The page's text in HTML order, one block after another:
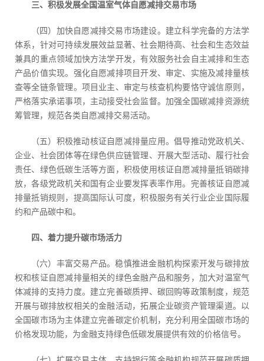
三、积极发展全国温室气体自愿减排交易市场
（四）加快自愿减排交易市场建设。建立科学完备的方法学
体系，针对可持续发展效益显著、社会期待高、社会和生态效益
兼具的重点领域加快方法学开发，有效服务社会自主减排和生态
产品价值实现。强化自愿减排项目开发、审定、实施及减排量核
查等全链条管理。项目业主、审定与核查机构要恪守诚信原则，
严格落实承诺事项，主动接受社会监督。加强全国碳减排资源统
筹管理，规范各类自愿减排交易活动。
（五）积极推动核证自愿减排量应用。倡导推动党政机关、
企业、社会团体等在绿色供应链管理、开展大型活动、履行社会
责任、绿色低碳生活等方面，积极使用核证自愿减排量抵销碳排
放，各级党政机关和国有企业要发挥表率作用。完善核证自愿减
排量抵销规则，提高国际认可度，积极服务有关行业企业国际履
约和产品碳中和。
四、着力提升碳市场活力
（六）丰富交易产品。稳慎推进金融机构探索开发与碳排放
权和核证自愿减排量相关的绿色金融产品和服务，加大对温室气
体减排的支持力度。建立完善碳质押、碳回购等政策制度，规范
开展与碳排放权相关的金融活动，拓展企业碳资产管理渠道。以
全国碳市场为主体建立完善碳定价机制，充分利用全国碳市场的
价格发现功能，为金融支持绿色低碳发展提供有效的价格信号。